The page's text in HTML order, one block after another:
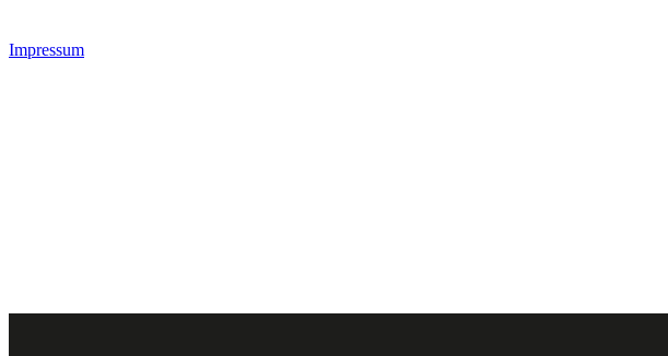
Impressum